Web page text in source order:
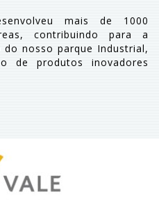
mais de 1000
contribuindo para a
nosso parque Industrial,
de produtos inovadores